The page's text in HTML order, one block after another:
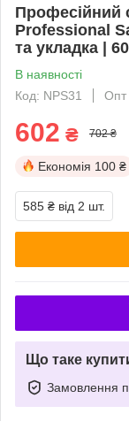
Професійний
Professional
та укладка |
В наявності
Код: NPS31
Опт
602 ₴ 702 ₴
Економія 100 ₴
585 ₴ від 2 шт.
Що таке
Замовлення